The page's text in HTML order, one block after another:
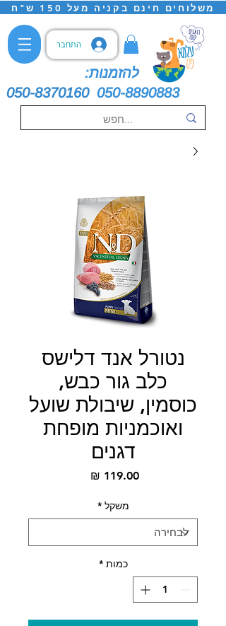
משלוחים חינם בקניה מעל 150 ש"ח
התחבר
להזמנות:
050-8370160 050-8890883
נטורל אנד דלישס
כלב גור כבש,
כוסמין, שיבולת שועל
ואוכמניות מופחת
דגנים
משקל *
כמות *